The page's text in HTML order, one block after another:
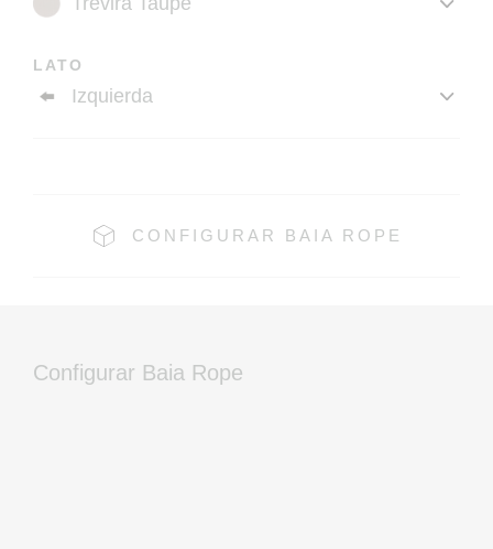
LATO
CONFIGURAR BAIA ROPE
Configurar Baia Rope